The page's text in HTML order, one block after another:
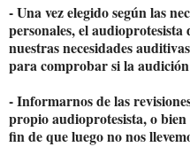
- Una vez elegido según las
personales, el
nuestras necesidades
para comprobar si la audición
- Informarnos de las
propio audioprotesista, o bien
fin de que luego no nos